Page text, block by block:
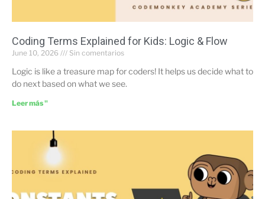
Coding Terms Explained for Kids: Logic & Flow
June 10, 2026 Sin comentarios
Logic is like a treasure map for coders! It helps us decide what to
do next based on what we see.
Leer más "